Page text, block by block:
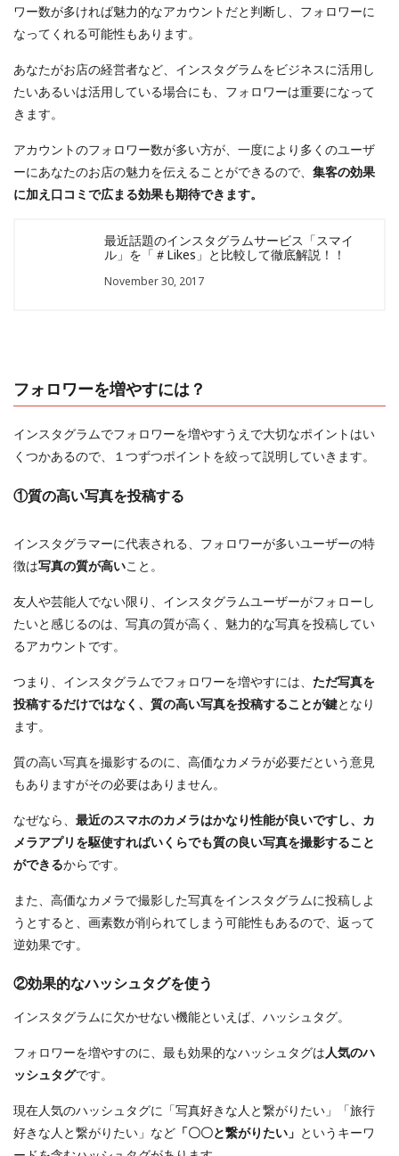
ワー数が多ければ魅力的なアカウントだと判断し、フォロワーに
なってくれる可能性もあります。
あなたがお店の経営者など、インスタグラムをビジネスに活用し
たいあるいは活用している場合にも、フォロワーは重要になって
きます。
アカウントのフォロワー数が多い方が、一度により多くのユーザ
ーにあなたのお店の魅力を伝えることができるので、 集客の効果
に加え口コミで広まる効果も期待できます。
最近話題のインスタグラムサービス「スマイ
ル」を「＃Likes」と比較して徹底解説！！
November 30, 2017
フォロワーを増やすには？
インスタグラムでフォロワーを増やすうえで大切なポイントはい
くつかあるので、１つずつポイントを絞って説明していきます。
①質の高い写真を投稿する
インスタグラマーに代表される、フォロワーが多いユーザーの特
徴は写真の質が高いこと。
友人や芸能人でない限り、インスタグラムユーザーがフォローし
たいと感じるのは、写真の質が高く、魅力的な写真を投稿してい
るアカウントです。
つまり、インスタグラムでフォロワーを増やすには、 ただ写真を
投稿するだけではなく、質の高い写真を投稿することが鍵となり
ます。
質の高い写真を撮影するのに、高価なカメラが必要だという意見
もありますがその必要はありません。
なぜなら、 最近のスマホのカメラはかなり性能が良いですし、カ
メラアプリを駆使すればいくらでも質の良い写真を撮影すること
ができるからです。
また、高価なカメラで撮影した写真をインスタグラムに投稿しよ
うとすると、画素数が削られてしまう可能性もあるので、返って
逆効果です。
②効果的なハッシュタグを使う
インスタグラムに欠かせない機能といえば、ハッシュタグ。
フォロワーを増やすのに、最も効果的なハッシュタグは人気のハ
ッシュタグです。
現在人気のハッシュタグに「写真好きな人と繋がりたい」「旅行
好きな人と繋がりたい」など 「〇〇と繋がりたい」 というキーワ